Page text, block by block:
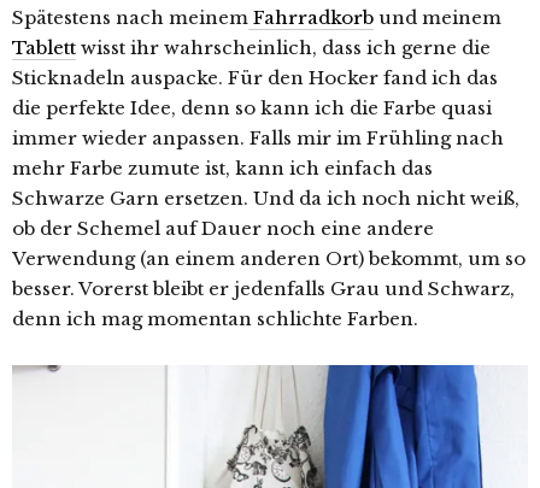
Spätestens nach meinem Fahrradkorb und meinem
Tablett wisst ihr wahrscheinlich, dass ich gerne die
Sticknadeln auspacke. Für den Hocker fand ich das
die perfekte Idee, denn so kann ich die Farbe quasi
immer wieder anpassen. Falls mir im Frühling nach
mehr Farbe zumute ist, kann ich einfach das
Schwarze Garn ersetzen. Und da ich noch nicht weiß,
ob der Schemel auf Dauer noch eine andere
Verwendung (an einem anderen Ort) bekommt, um so
besser. Vorerst bleibt er jedenfalls Grau und Schwarz,
denn ich mag momentan schlichte Farben.